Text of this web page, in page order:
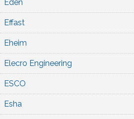
Eden
Effast
Eheim
Elecro Engineering
ESCO
Esha